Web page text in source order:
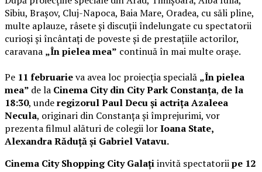
Sibiu, Brașov, Cluj-Napoca, Baia Mare, Oradea, cu săli pline,
multe aplauze, râsete și discuții îndelungate cu spectatorii
curioși și încântați de poveste și de prestațiile actorilor,
caravana „În pielea mea” continuă în mai multe orașe.
Pe 11 februarieva avea loc proiecția specială „În pielea
mea” de la Cinema City din City Park Constanța, de la
18:30, underegizorul Paul Decu și actrița Azaleea
Necula, originari din Constanța și împrejurimi, vor
prezenta filmul alături de colegii lorIoana State,
Alexandra Răduță și Gabriel Vatavu.
Cinema City Shopping City Galațiinvită spectatoriipe 12